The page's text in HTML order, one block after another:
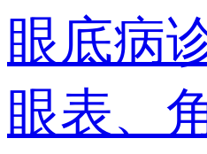
眼底病
眼表、